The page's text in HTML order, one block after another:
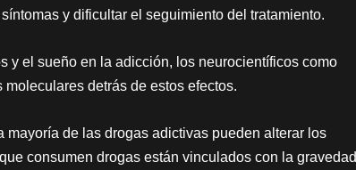
y dificultar el seguimiento del tratamiento.
y el sueño en la adicción, los neurocientíficos como
detrás de estos efectos.
de las drogas adictivas pueden alterar los
consumen drogas están vinculados con la gravedad